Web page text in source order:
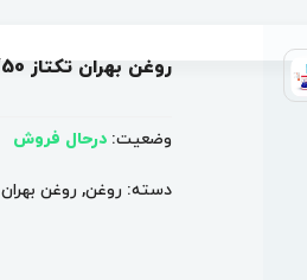
روغن بهران تکتاز 20/50
وضعیت: درحال فروش
دسته: روغن, روغن بهران